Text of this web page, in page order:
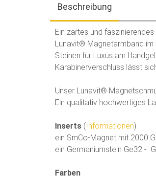
Beschreibung
Ein zartes und
Lunavit® Magnetarmband
Steinen für Luxus am
Karabinerverschluss lässt
Unser Lunavit®
Ein qualitativ hochwertiges
Inserts (Informationen)
ein SmCo-Magnet mit 2000
ein Germaniumstein Ge32 -
Farben